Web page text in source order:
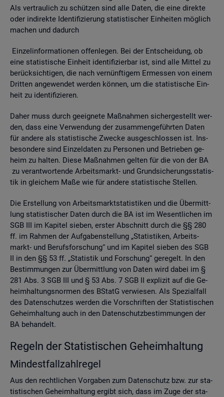
Als ver­trau­lich zu schüt­zen sind alle Daten, die eine di­rek­te
oder in­di­rek­te Iden­ti­fi­zie­rung sta­tis­ti­scher Ein­hei­ten mög­lich
ma­chen und da­durch
Ein­zel­in­for­ma­tio­nen of­fen­le­gen. Bei der Ent­schei­dung, ob
eine sta­tis­ti­sche Ein­heit iden­ti­fi­zier­bar ist, sind alle Mit­tel zu
be­rück­sich­ti­gen, die nach ver­nünf­ti­gem Er­mes­sen von einem
Drit­ten an­ge­wen­det wer­den kön­nen, um die sta­tis­ti­sche Ein­
heit zu iden­ti­fi­zie­ren.
Daher muss durch ge­eig­ne­te Maß­nah­men si­cher­ge­stellt wer­
den, dass eine Ver­wen­dung der zu­sam­men­ge­führ­ten Daten
für an­de­re als sta­tis­ti­sche Zwe­cke aus­ge­schlos­sen ist. Ins­
be­son­de­re sind Ein­zel­da­ten zu Per­so­nen und Be­trie­ben ge­
heim zu hal­ten. Diese Maß­nah­men gel­ten für die von der BA
zu ver­ant­wor­ten­de Ar­beits­markt- und Grund­si­che­rungs­sta­tis­
tik in glei­chem Maße wie für an­de­re sta­tis­ti­sche Stel­len.
Die Er­stel­lung von Ar­beits­markt­sta­tis­ti­ken und die Über­mitt­
lung sta­tis­ti­scher Daten durch die BA ist im We­sent­li­chen im
SGB III im Ka­pi­tel sie­ben, ers­ter Ab­schnitt durch die §§ 280
ff. im Rah­men der Auf­ga­ben­stel­lung „Sta­tis­ti­ken, Ar­beits­
markt- und Be­rufs­for­schung“ und im Ka­pi­tel sie­ben des SGB
II in den §§ 53 ff. „Sta­tis­tik und For­schung“ ge­re­gelt. In den
Be­stim­mun­gen zur Über­mitt­lung von Daten wird dabei im §
281 Abs. 3 SGB III und § 53 Abs. 7 SGB II ex­pli­zit auf die Ge­
heim­hal­tungs­nor­men des BStatG ver­wie­sen. Als Spe­zi­al­fall
des Da­ten­schut­zes wer­den die Vor­schrif­ten der Sta­tis­ti­schen
Ge­heim­hal­tung auch in den Da­ten­schutz­be­stim­mun­gen der
BA be­han­delt.
Re­geln der Sta­tis­ti­schen Ge­heim­hal­tung
Min­dest­fall­zahl­re­gel
Aus den recht­li­chen Vor­ga­ben zum Da­ten­schutz bzw. zur sta­
tis­ti­schen Ge­heim­hal­tung er­gibt sich, dass im Zuge der sta­